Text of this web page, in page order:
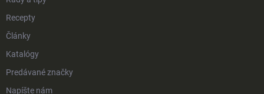
Recepty
Články
Katalógy
Predávané značky
Napíšte nám